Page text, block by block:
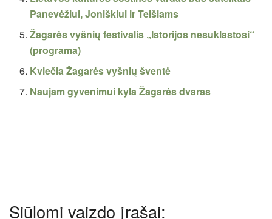
Panevėžiui, Joniškiui ir Telšiams
Žagarės vyšnių festivalis „Istorijos nesuklastosi“
(programa)
Kviečia Žagarės vyšnių šventė
Naujam gyvenimui kyla Žagarės dvaras
Siūlomi vaizdo įrašai: